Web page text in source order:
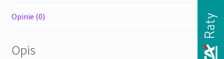
Opinie (0)
Opis